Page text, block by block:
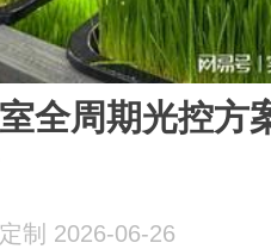
全周期光控方
制 2026-06-26